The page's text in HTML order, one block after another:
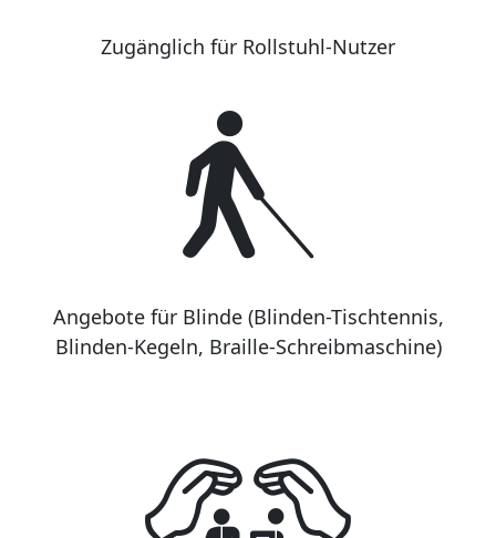
Zugänglich für Rollstuhl-Nutzer
Angebote für Blinde (Blinden-Tischtennis,
Blinden-Kegeln, Braille-Schreibmaschine)